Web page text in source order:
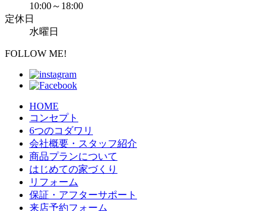
10:00～18:00
定休日
水曜日
FOLLOW ME!
HOME
コンセプト
6つのコダワリ
会社概要・スタッフ紹介
商品プランについて
はじめての家づくり
リフォーム
保証・アフターサポート
来店予約フォーム